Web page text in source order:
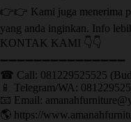
👉👉 Kami juga menerima
yang anda inginkan. Info
KONTAK KAMI 👇👇
➖➖➖➖➖➖➖➖➖➖➖➖➖➖➖ ㅤ
☎ Call: 081229525525
📱 Telegram/WA:
📧 Email:
🌎 https://